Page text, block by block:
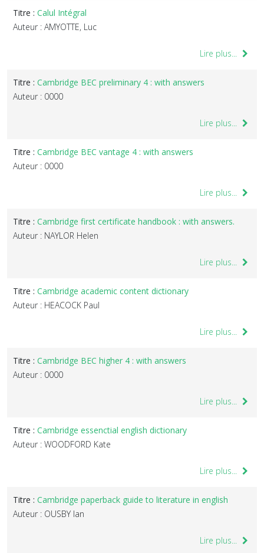
Titre : Calul Intégral
Auteur : AMYOTTE, Luc
Lire plus...
Titre : Cambridge BEC preliminary 4 : with answers
Auteur : 0000
Lire plus...
Titre : Cambridge BEC vantage 4 : with answers
Auteur : 0000
Lire plus...
Titre : Cambridge first certificate handbook : with answers.
Auteur : NAYLOR Helen
Lire plus...
Titre : Cambridge academic content dictionary
Auteur : HEACOCK Paul
Lire plus...
Titre : Cambridge BEC higher 4 : with answers
Auteur : 0000
Lire plus...
Titre : Cambridge essenctial english dictionary
Auteur : WOODFORD Kate
Lire plus...
Titre : Cambridge paperback guide to literature in english
Auteur : OUSBY Ian
Lire plus...